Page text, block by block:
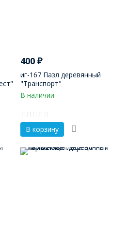
400₽
иг-167 Пазл деревянный
"Транспорт"
В наличии
В корзину